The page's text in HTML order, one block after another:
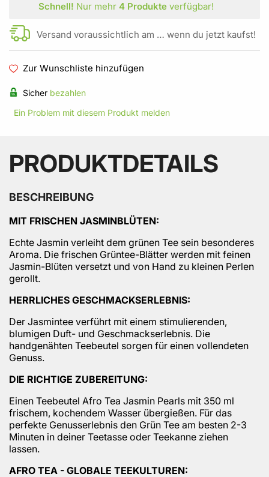
Schnell! Nur mehr 4 Produkteverfügbar!
Versand voraussichtlich am … wenn du jetzt kaufst!
Zur Wunschliste hinzufügen
Sicher bezahlen
Ein Problem mit diesem Produkt melden
PRODUKTDETAILS
BESCHREIBUNG
MIT FRISCHEN JASMINBLÜTEN:
Echte Jasmin verleiht dem grünen Tee sein besonderes
Aroma. Die frischen Grüntee-Blätter werden mit feinen
Jasmin-Blüten versetzt und von Hand zu kleinen Perlen
gerollt.
HERRLICHES GESCHMACKSERLEBNIS:
Der Jasmintee verführt mit einem stimulierenden,
blumigen Duft- und Geschmackserlebnis. Die
handgenähten Teebeutel sorgen für einen vollendeten
Genuss.
DIE RICHTIGE ZUBEREITUNG:
Einen Teebeutel Afro Tea Jasmin Pearls mit 350 ml
frischem, kochendem Wasser übergießen. Für das
perfekte Genusserlebnis den Grün Tee am besten 2-3
Minuten in deiner Teetasse oder Teekanne ziehen
lassen.
AFRO TEA - GLOBALE TEEKULTUREN: